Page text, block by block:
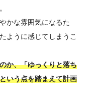
かな雰囲気になるた
ように感じてしまうこ
か、「ゆっくりと落ち
いう点を踏まえて計画